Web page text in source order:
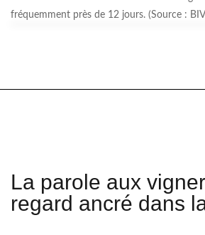
fréquemment près de 12 jours. (Source :
La parole aux
regard ancré dans